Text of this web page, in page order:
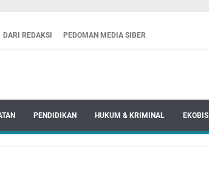
DARI REDAKSI PEDOMAN MEDIA SIBER
PENDIDIKAN HUKUM & KRIMINAL EKOBIS